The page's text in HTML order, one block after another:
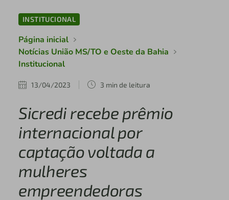
INSTITUCIONAL
Página inicial
Notícias União MS/TO e Oeste da Bahia
Institucional
13/04/2023 3 min de leitura
Sicredi recebe prêmio
internacional por
captação voltada a
mulheres
empreendedoras